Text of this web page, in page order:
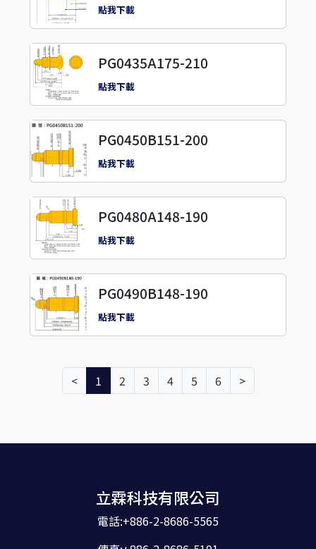
點我下載
PG0435A175-210
點我下載
PG0450B151-200
點我下載
PG0480A148-190
點我下載
PG0490B148-190
點我下載
< 1 2 3 4 5 6 >
立霖科技有限公司
電話:+886-2-8686-5565